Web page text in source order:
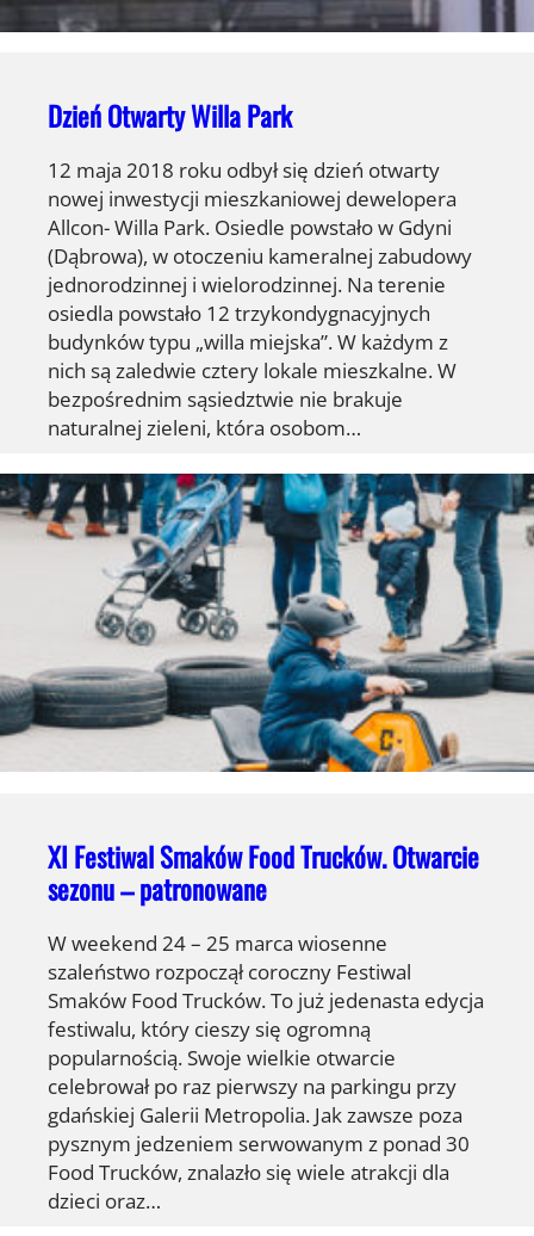
Dzień Otwarty Willa Park
12 maja 2018 roku odbył się dzień otwarty
nowej inwestycji mieszkaniowej dewelopera
Allcon- Willa Park. Osiedle powstało w Gdyni
(Dąbrowa), w otoczeniu kameralnej zabudowy
jednorodzinnej i wielorodzinnej. Na terenie
osiedla powstało 12 trzykondygnacyjnych
budynków typu „willa miejska”. W każdym z
nich są zaledwie cztery lokale mieszkalne. W
bezpośrednim sąsiedztwie nie brakuje
naturalnej zieleni, która osobom…
XI Festiwal Smaków Food Trucków. Otwarcie
sezonu – patronowane
W weekend 24 – 25 marca wiosenne
szaleństwo rozpoczął coroczny Festiwal
Smaków Food Trucków. To już jedenasta edycja
festiwalu, który cieszy się ogromną
popularnością. Swoje wielkie otwarcie
celebrował po raz pierwszy na parkingu przy
gdańskiej Galerii Metropolia. Jak zawsze poza
pysznym jedzeniem serwowanym z ponad 30
Food Trucków, znalazło się wiele atrakcji dla
dzieci oraz…